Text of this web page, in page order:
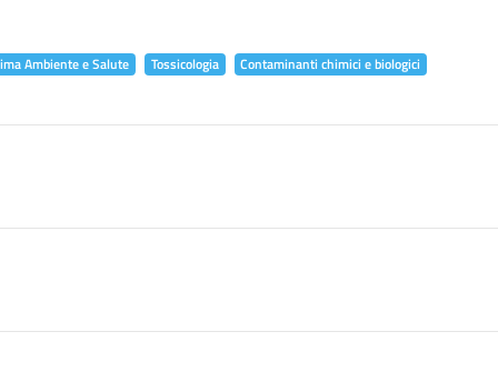
Ambiente e Salute Tossicologia Contaminanti chimici e biologici